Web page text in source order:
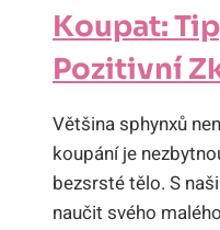
Koupat:
Pozitivní
Většina sphynxů
koupání je
bezsrsté tělo. S
naučit svého